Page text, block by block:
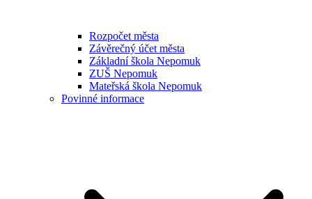
Rozpočet města
Závěrečný účet města
Základní škola Nepomuk
ZUŠ Nepomuk
Mateřská škola Nepomuk
Povinné informace